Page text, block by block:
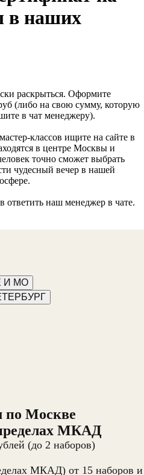
в наших
раскрыться. Оформите
(либо на свою сумму, которую
в чат менеджеру).
классов ищите на сайте в
в центре Москвы и
точно сможет выбрать
чудесный вечер в нашей
наш менеджер в чате.
И МО
по Москве
МКАД
(до 2 наборов)
МКАД) от 15 наборов и